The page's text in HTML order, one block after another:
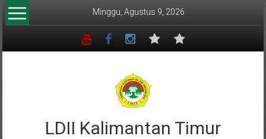
Lompat
ke
Minggu, Agustus 9, 2026
LDII Kalimantan Timur